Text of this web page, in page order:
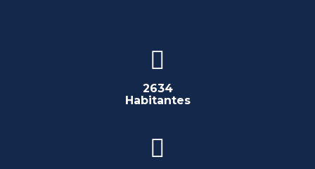
2634
Habitantes